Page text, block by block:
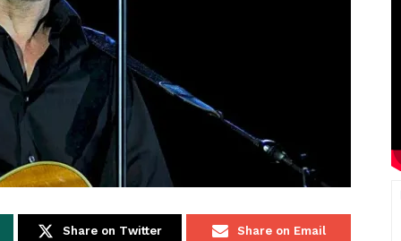
Share on Twitter Share on Email